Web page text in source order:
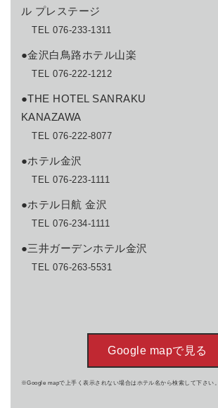
ル プレステージ
TEL 076-233-1311
●金沢白鳥路ホテル山楽
TEL 076-222-1212
●THE HOTEL SANRAKU
KANAZAWA
TEL 076-222-8077
●ホテル金沢
TEL 076-223-1111
●ホテル日航 金沢
TEL 076-234-1111
●三井ガーデンホテル金沢
TEL 076-263-5531
Google mapで見る
※Google mapで上手く表示されない場合はホテル名から検索して下さい。